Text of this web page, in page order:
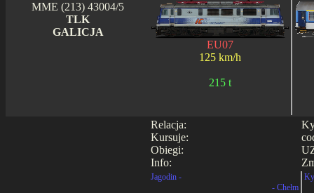
MME (213) 43004/5
TLK
GALICJA
EU07
125 km/h
215 t
Relacja:
Kursuje:
Obiegi:
Info:
Jagodin -
- Chełm